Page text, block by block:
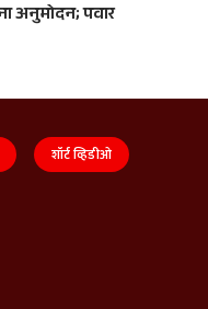
अनुमोदन; पवार
शॉर्ट व्हिडीओ